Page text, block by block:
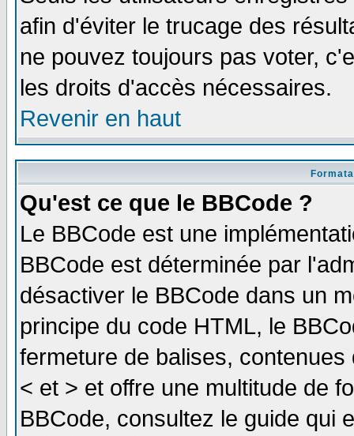
afin d'éviter le trucage des
ne pouvez toujours pas voter,
les droits d'accès nécessaires.
Revenir en haut
Qu'est ce que le BBCode ?
Le BBCode est une
BBCode est déterminée par
désactiver le BBCode dans un
principe du code HTML, le
fermeture de balises,
< et > et offre une multitude de
BBCode, consultez le guide qui